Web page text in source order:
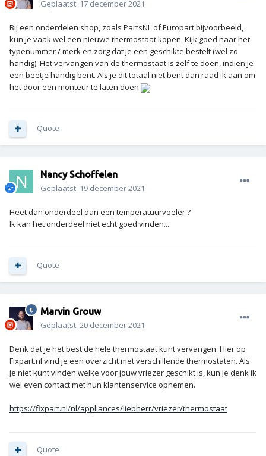
Geplaatst: 17 december 2021
Bij een onderdelen shop, zoals PartsNL of Europart bijvoorbeeld,
kun je vaak wel een nieuwe thermostaat kopen. Kijk goed naar het
typenummer / merk en zorg dat je een geschikte bestelt (wel zo
handig). Het vervangen van de thermostaat is zelf te doen, indien je
een beetje handig bent. Als je dit totaal niet bent dan raad ik aan om
het door een monteur te laten doen
Quote
Nancy Schoffelen
Geplaatst: 19 december 2021
Heet dan onderdeel dan een temperatuurvoeler ?
Ik kan het onderdeel niet echt goed vinden....
Quote
Marvin Grouw
Geplaatst: 20 december 2021
Denk dat je het best de hele thermostaat kunt vervangen. Hier op
Fixpart.nl vind je een overzicht met verschillende thermostaten. Als
je niet kunt vinden welke voor jouw vriezer geschikt is, kun je denk ik
wel even contact met hun klantenservice opnemen.
https://fixpart.nl/nl/appliances/liebherr/vriezer/thermostaat
Quote